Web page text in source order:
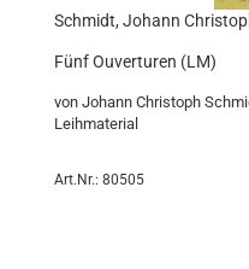
Schmidt, Johann
Fünf Ouverturen (LM)
von Johann Christoph
Leihmaterial
Art.Nr.: 80505